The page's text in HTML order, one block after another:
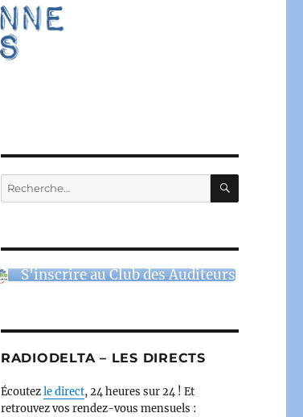
Recherche
pour :
S'inscrire au Club des Auditeurs
RADIODELTA – LES DIRECTS
Écoutezle direct, 24 heures sur 24 ! Et
retrouvez vos rendez-vous mensuels :